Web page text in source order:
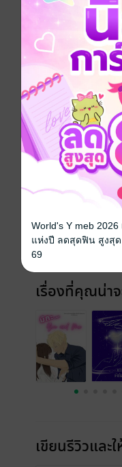
ประเภทไฟล์
วันที่วางขาย
ความยาว
ราคาปก
เล่มอื่นๆ ในซี
เรื่องที่คุณน่าจ
เขียนรีวิวและ
World's Y meb
แห่งปี ลดสุดฟิน สูงสุด
69